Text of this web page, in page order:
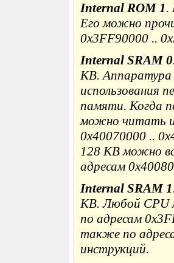
Internal ROM 1.
Его можно
0x3FF90000 ..
Internal SRAM 0
KB.
использования
памяти. Когда
можно читать
0x40070000 ..
128 KB можно
адресам
Internal SRAM 1
KB. Любой CPU
по адресам
также по
инструкций.